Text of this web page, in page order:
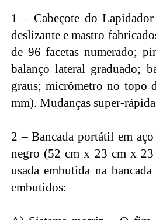
1 – Cabeçote do
deslizante e mastro
de 96 facetas numerado;
balanço lateral graduado;
graus; micrômetro no topo
mm). Mudanças super-
2 – Bancada portátil em
negro (52 cm x 23 cm x 23
usada embutida na
embutidos: